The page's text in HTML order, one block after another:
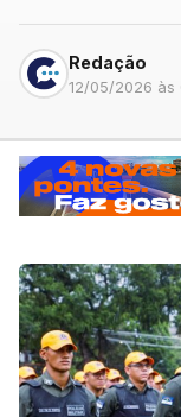
Redação
12/05/2026 às